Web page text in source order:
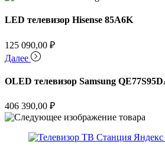
LED телевизор Hisense 85A6K
125 090,00 ₽
Далее
OLED телевизор Samsung
406 390,00 ₽